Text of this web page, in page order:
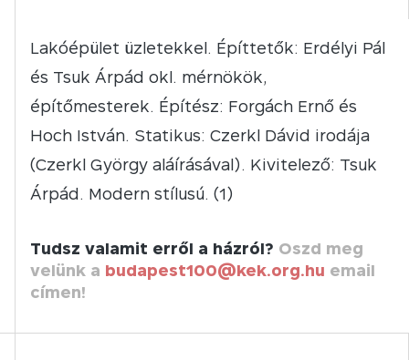
Lakóépület üzletekkel. Építtetők: Erdélyi Pál
és Tsuk Árpád okl. mérnökök,
építőmesterek. Építész: Forgách Ernő és
Hoch István. Statikus: Czerkl Dávid irodája
(Czerkl György aláírásával). Kivitelező: Tsuk
Árpád. Modern stílusú. (1)
Tudsz valamit erről a házról? Oszd meg
velünk a budapest100@kek.org.hu email
címen!